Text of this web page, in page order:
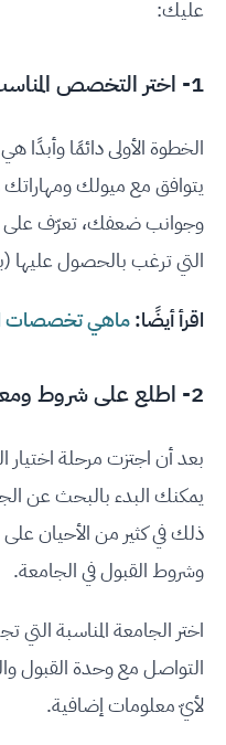
عليك:
1- اختر التخصص المناسب والجامعة المنشودة
الخطوة الأولى دائمًا
يتوافق مع ميولك
وجوانب ضعفك، تعرّف على
التي ترغب بالحصول عليها
اقرأ أيضًا:ماهي تخصصات
2- اطلع على شروط ومعايير التقديم
بعد أن اجتزت مرحلة
يمكنك البدء بالبحث عن
ذلك في كثير من الأحيان
وشروط القبول في الجامعة.
اختر الجامعة المناسبة التي
التواصل مع وحدة القبول
لأيّ معلومات إضافية.